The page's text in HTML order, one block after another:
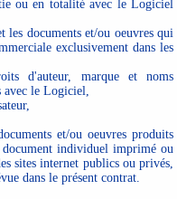
ou en totalité avec le Logiciel
documents et/ou oeuvres qui
exclusivement dans les
d'auteur, marque et noms
avec le Logiciel,
et/ou oeuvres produits
individuel imprimé ou
sites internet publics ou privés,
dans le présent contrat.